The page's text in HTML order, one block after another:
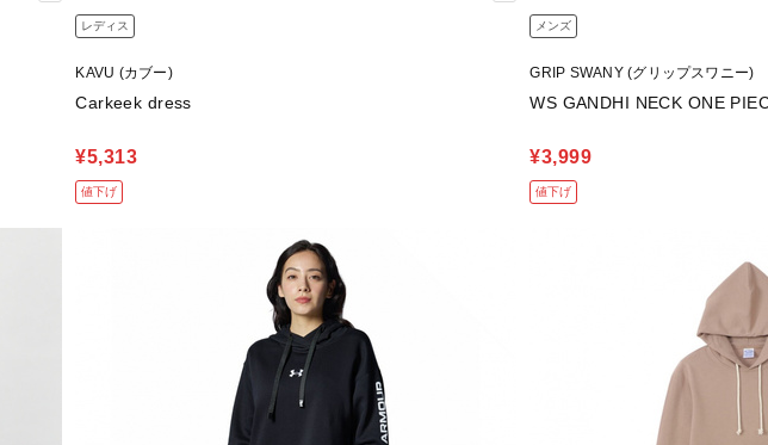
レディス
KAVU (カブー)
Carkeek dress
¥5,313
値下げ
メンズ
GRIP SWANY (グリップスワニー)
WS GANDHI NECK ONE
¥3,999
値下げ